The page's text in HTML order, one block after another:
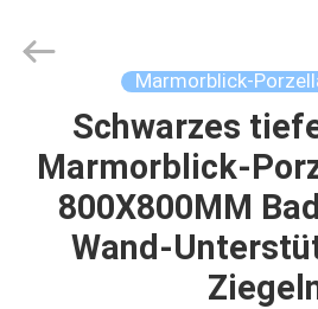
HAUSE
PRODUKTE
CERAMICS
CO.,LTD..
Marmorblick-
Schwarzes
Marmorblick-
800X800MM
Wand-